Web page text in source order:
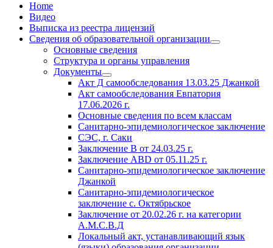
Home
Видео
Выписка из реестра лицензий
Сведения об образовательной организации
Основные сведения
Структура и органы управления
Документы
Акт Д самообследования 13.03.25 Джанкой
Акт самообследования Евпатория
17.06.2026 г.
Основные сведения по всем классам
Санитарно-эпидемиологическое заключение
СЭС, г. Саки
Заключение В от 24.03.25 г.
Заключение АВD от 05.11.25 г.
Санитарно-эпидемиологическое заключение
Джанкой
Санитарно-эпидемиологическое
заключение с. Октябрьское
Заключение от 20.02.26 г. на категории
А.М.С.В.Д
Локальный акт, устанавливающий язык